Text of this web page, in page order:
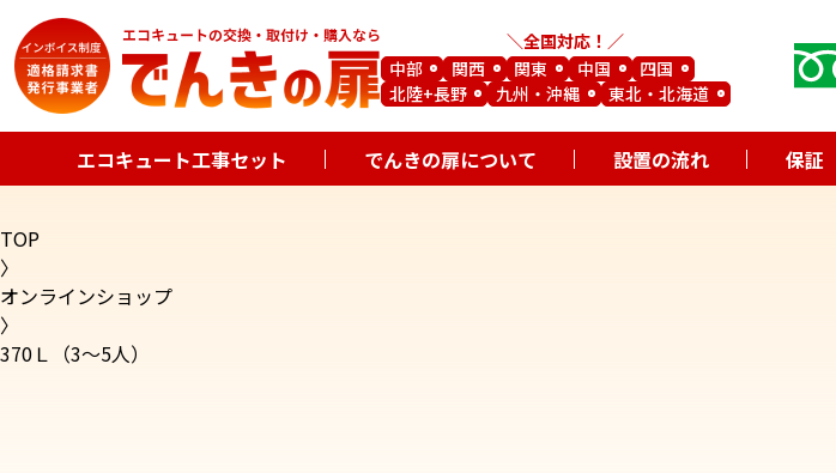
全国対応！
中部
関西 関東 中国
四国
北陸+長野
九州・沖縄 東北・北海道
エコキュート工事セット でんきの扉について 設置の流れ 保証
TOP
〉
オンラインショップ
〉
370Ｌ（3～5人）